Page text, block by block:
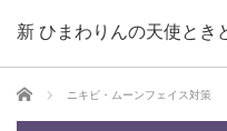
新 ひまわりんの天使とき
ホーム ニキビ・ムーンフェイス対策